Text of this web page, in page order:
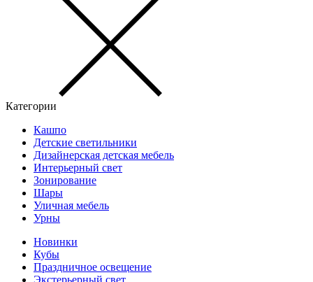
Категории
Кашпо
Детские светильники
Дизайнерская детская мебель
Интерьерный свет
Зонирование
Шары
Уличная мебель
Урны
Новинки
Кубы
Праздничное освещение
Экстерьерный свет